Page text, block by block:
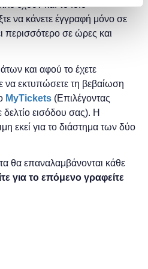
έχουν και το ίδιο
να κάνετε έγγραφή μόνο σε
περισσότερο σε ώρες και
και αφού το έχετε
να εκτυπώσετε τη βεβαίωση
MyTickets (Επιλέγοντας
εισόδου σας). Η
εκεί για το διάστημα των δύο
θα επαναλαμβάνονται κάθε
για το επόμενο γραφείτε